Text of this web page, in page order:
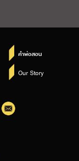
คำพ่อสอน
Our Story